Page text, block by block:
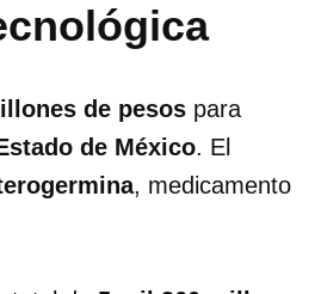
de pesos para
de México. El
, medicamento